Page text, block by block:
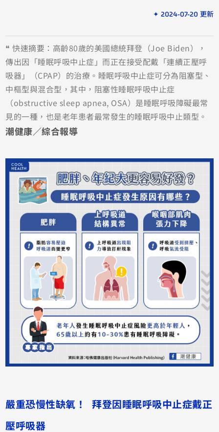
✦ 2024-07-20 更新
❝ 快速摘要：高齡80歲的美國總統拜登（Joe Biden），
傳出因「睡眠呼吸中止症」而正在接受配戴「連續正壓呼
吸器」（CPAP）的治療。睡眠呼吸中止症可分為阻塞型、
中樞型與混合型，其中，阻塞性睡眠呼吸中止症
（obstructive sleep apnea, OSA）是睡眠呼吸障礙最常
見的一種，也是老年患者最常發生的睡眠呼吸中止類型。
潮健康／綜合報導
嚴重恐慢性缺氧！ 拜登因睡眠呼吸中止症戴正
壓呼吸器